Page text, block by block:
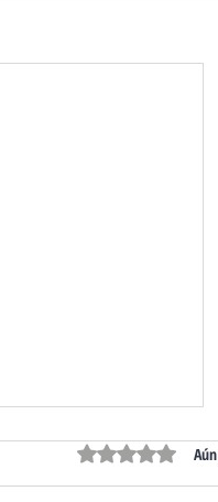
Obtuvo 0 de 5